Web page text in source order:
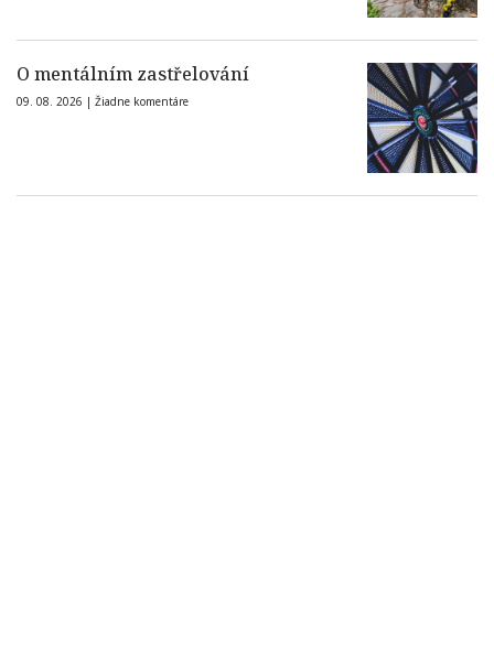
O mentálním zastřelování
09. 08. 2026 | Žiadne komentáre